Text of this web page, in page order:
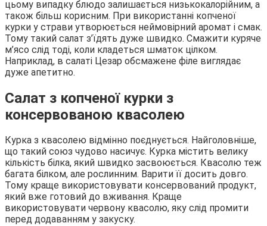
цьому випадку блюдо залишається низькокалорійним, а
також більш корисним. При використанні копченої
курки у страви утворюється неймовірний аромат і смак.
Тому такий салат з’їдять дуже швидко. Смажити куряче
м’ясо слід тоді, коли кладеться шматок цілком.
Наприклад, в салаті Цезар обсмажене філе виглядає
дуже апетитно.
Салат з копченої курки з
консервованою квасолею
Курка з квасолею відмінно поєднується. Найголовніше,
що такий союз чудово насичує. Курка містить велику
кількість білка, який швидко засвоюється. Квасолю теж
багата білком, але рослинним. Варити її досить довго.
Тому краще використовувати консервований продукт,
який вже готовий до вживання. Краще
використовувати червону квасолю, яку слід промити
перед додаванням у закуску.